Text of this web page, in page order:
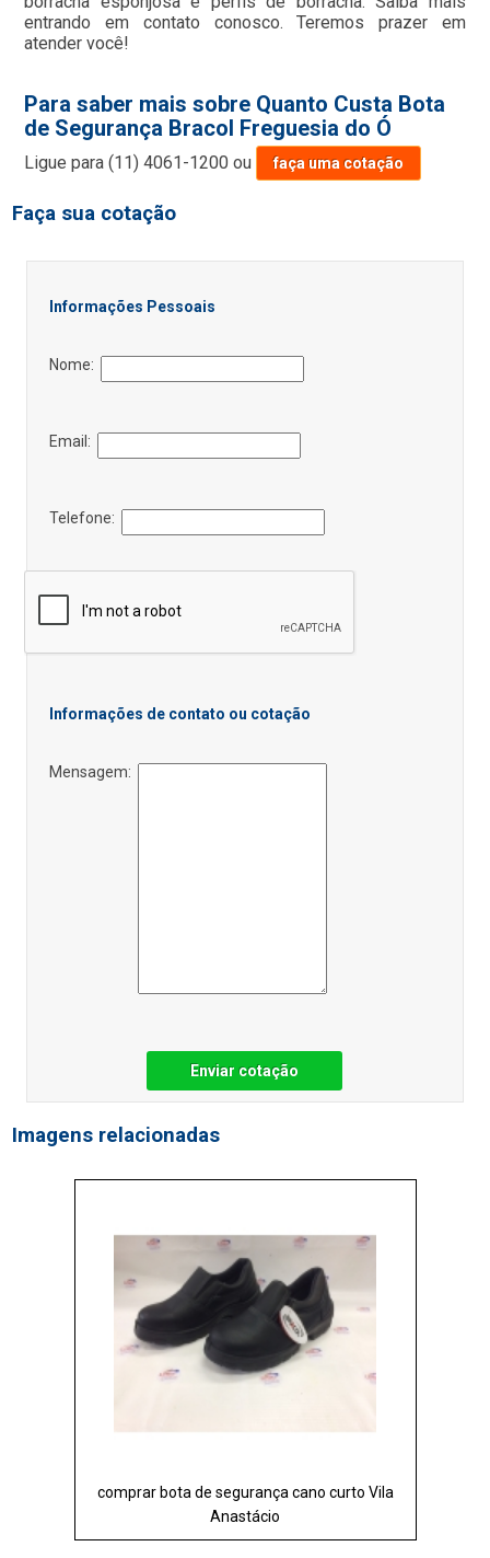
entrando em contato conosco. Teremos prazer em
atender você!
Para saber mais sobre Quanto Custa Bota
de Segurança Bracol Freguesia do Ó
Ligue para(11) 4061-1200 ou faça uma cotação
Faça sua cotação
Informações Pessoais
Nome:
Email:
Telefone:
Informações de contato ou cotação
Mensagem:
Enviar cotação
Imagens relacionadas
comprar bota de segurança cano curto Vila
Anastácio